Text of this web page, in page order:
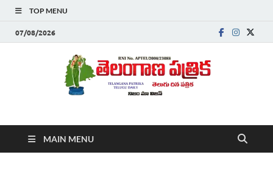
TOP MENU
07/08/2026
Telanganapatrika
,Latest Telangana News, Rajanna Sircilla News, Telangana
Breaking News, Telugu Newspaper Online, Today Telugu News,
MAIN MENU